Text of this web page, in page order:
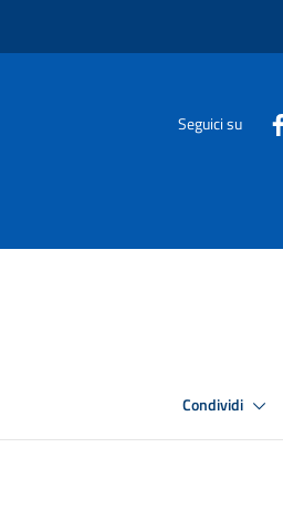
Seguici su
Condividi